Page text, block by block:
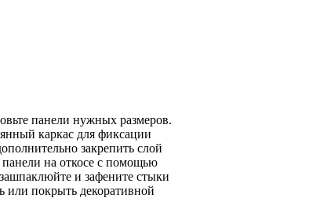
панели нужных размеров.
каркас для фиксации
закрепить слой
панели на откосе с помощью
и зафените стыки
или покрыть декоративной